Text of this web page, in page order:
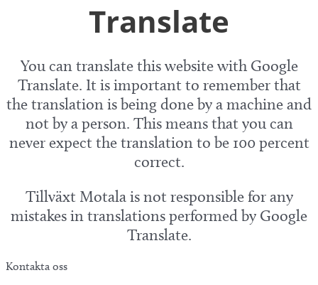
Translate
You can translate this website with Google
Translate. It is important to remember that
the translation is being done by a machine and
not by a person. This means that you can
never expect the translation to be 100 percent
correct.
Tillväxt Motala is not responsible for any
mistakes in translations performed by Google
Translate.
Kontakta oss